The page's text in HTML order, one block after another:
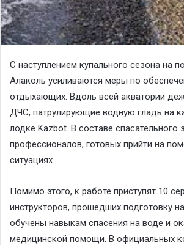
С наступлением купального сезона на
Алаколь усиливаются меры по
отдыхающих. Вдоль всей акватории
ДЧС, патрулирующие водную гладь на
лодке Kazbot. В составе спасательного
профессионалов, готовых прийти на
ситуациях.
Помимо этого, к работе приступят 10
инструкторов, прошедших подготовку
обучены навыкам спасения на воде и
медицинской помощи. В официальных